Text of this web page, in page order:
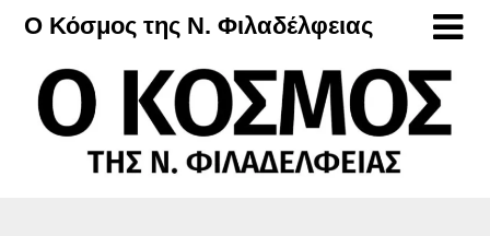
Μετάβαση
περιεχόμενο
Ο Κόσμος της Ν. Φιλαδέλφειας